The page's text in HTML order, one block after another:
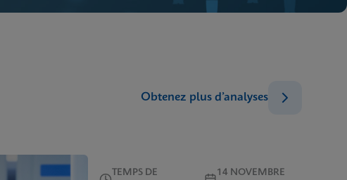
Obtenez plus d’analyses
TEMPS DE
14 NOVEMBRE